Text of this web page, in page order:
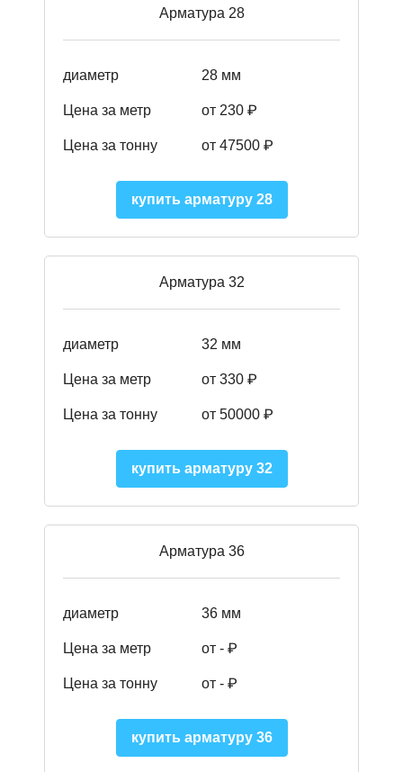
Арматура 28
диаметр 28 мм
Цена за метр от 230 ₽
Цена за тонну от 47500 ₽
купить арматуру 28
Арматура 32
диаметр 32 мм
Цена за метр от 330 ₽
Цена за тонну от 50000 ₽
купить арматуру 32
Арматура 36
диаметр 36 мм
Цена за метр от - ₽
Цена за тонну от - ₽
купить арматуру 36